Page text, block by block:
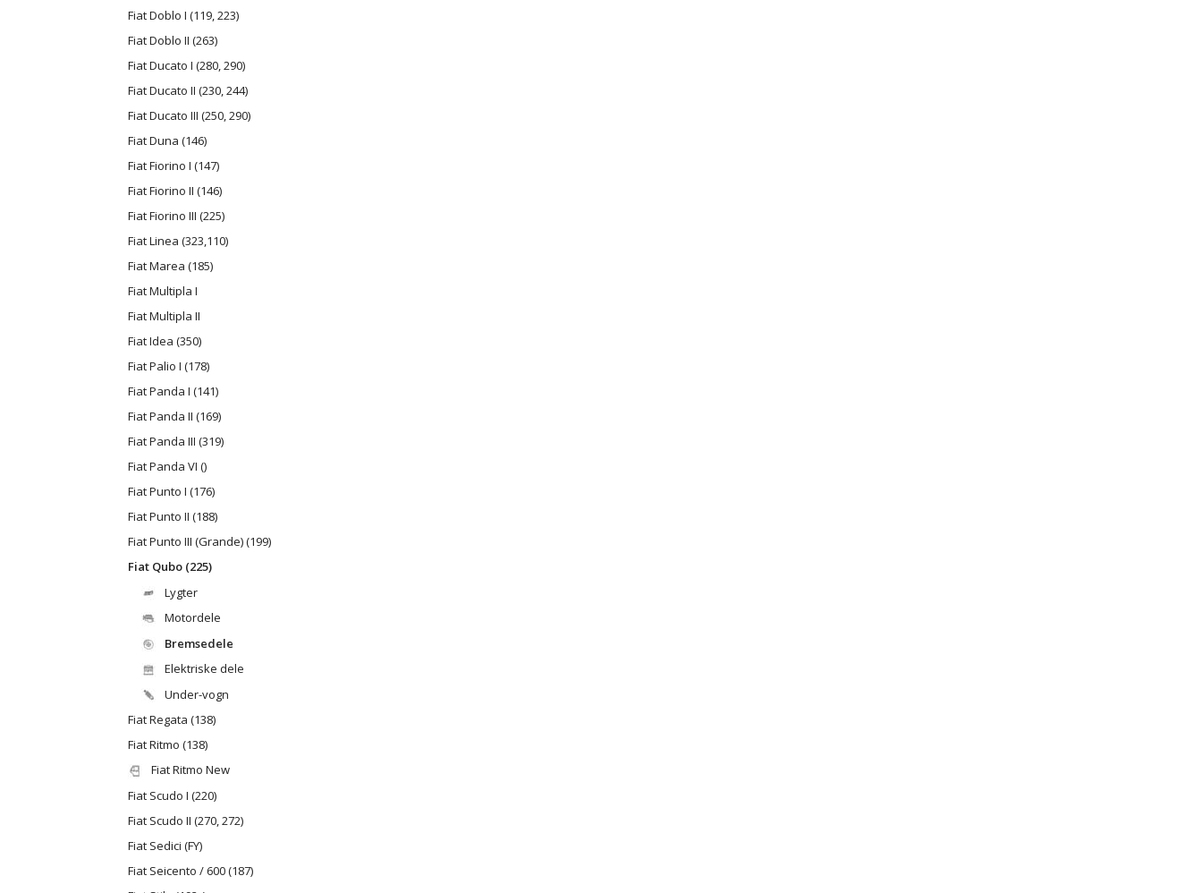
Fiat Doblo I (119, 223)
Fiat Doblo II (263)
Fiat Ducato I (280, 290)
Fiat Ducato II (230, 244)
Fiat Ducato III (250, 290)
Fiat Duna (146)
Fiat Fiorino I (147)
Fiat Fiorino II (146)
Fiat Fiorino III (225)
Fiat Linea (323,110)
Fiat Marea (185)
Fiat Multipla I
Fiat Multipla II
Fiat Idea (350)
Fiat Palio I (178)
Fiat Panda I (141)
Fiat Panda II (169)
Fiat Panda III (319)
Fiat Panda VI ()
Fiat Punto I (176)
Fiat Punto II (188)
Fiat Punto III (Grande) (199)
Fiat Qubo (225)
Lygter
Motordele
Bremsedele
Elektriske dele
Under-vogn
Fiat Regata (138)
Fiat Ritmo (138)
Fiat Ritmo New
Fiat Scudo I (220)
Fiat Scudo II (270, 272)
Fiat Sedici (FY)
Fiat Seicento / 600 (187)